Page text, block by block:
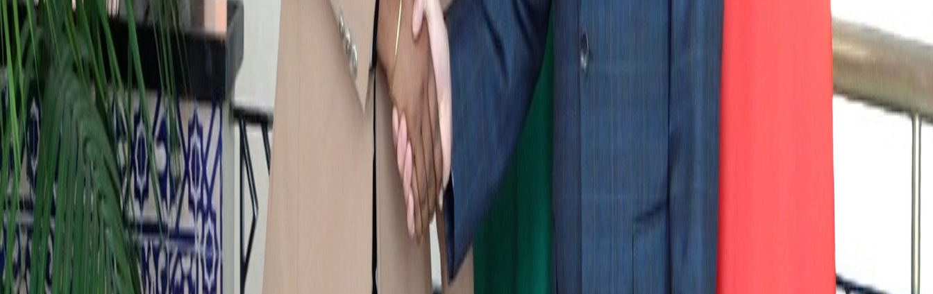
Français English Español
S'abonner Connexion